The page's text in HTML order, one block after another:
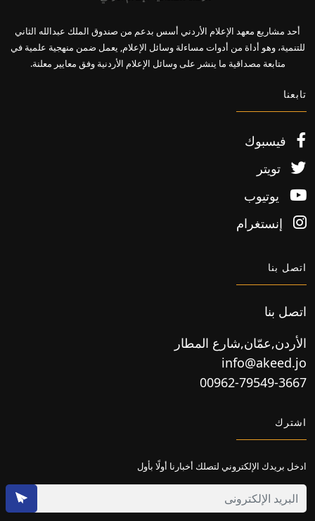
أحد مشاريع معهد الإعلام الأردني أسس بدعم من صندوق الملك عبدالله الثاني
للتنمية، وهو أداة من أدوات مساءلة وسائل الإعلام, يعمل ضمن منهجية علمية في
متابعة مصداقية ما ينشر على وسائل الإعلام الأردنية وفق معايير معلنة.
تابعنا
فيسبوك
تويتر
يوتيوب
إنستغرام
اتصل بنا
اتصل بنا
الأردن,عمّان,شارع المطار
info@akeed.jo
00962-79549-3667
اشترك
ادخل بريدك الإلكتروني لتصلك أخبارنا أولًا بأول